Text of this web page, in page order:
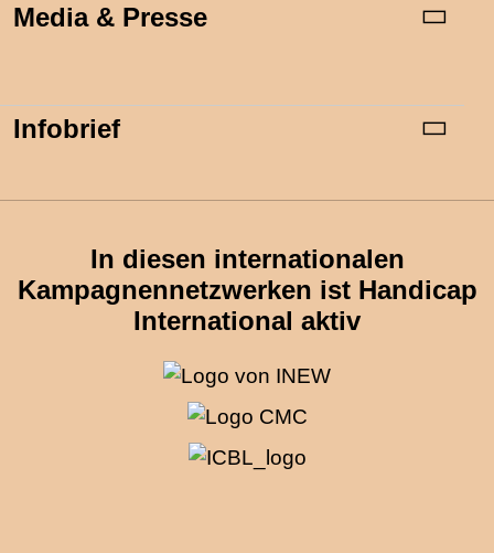
Media & Presse
Infobrief
In diesen internationalen
Kampagnennetzwerken ist Handicap
International aktiv